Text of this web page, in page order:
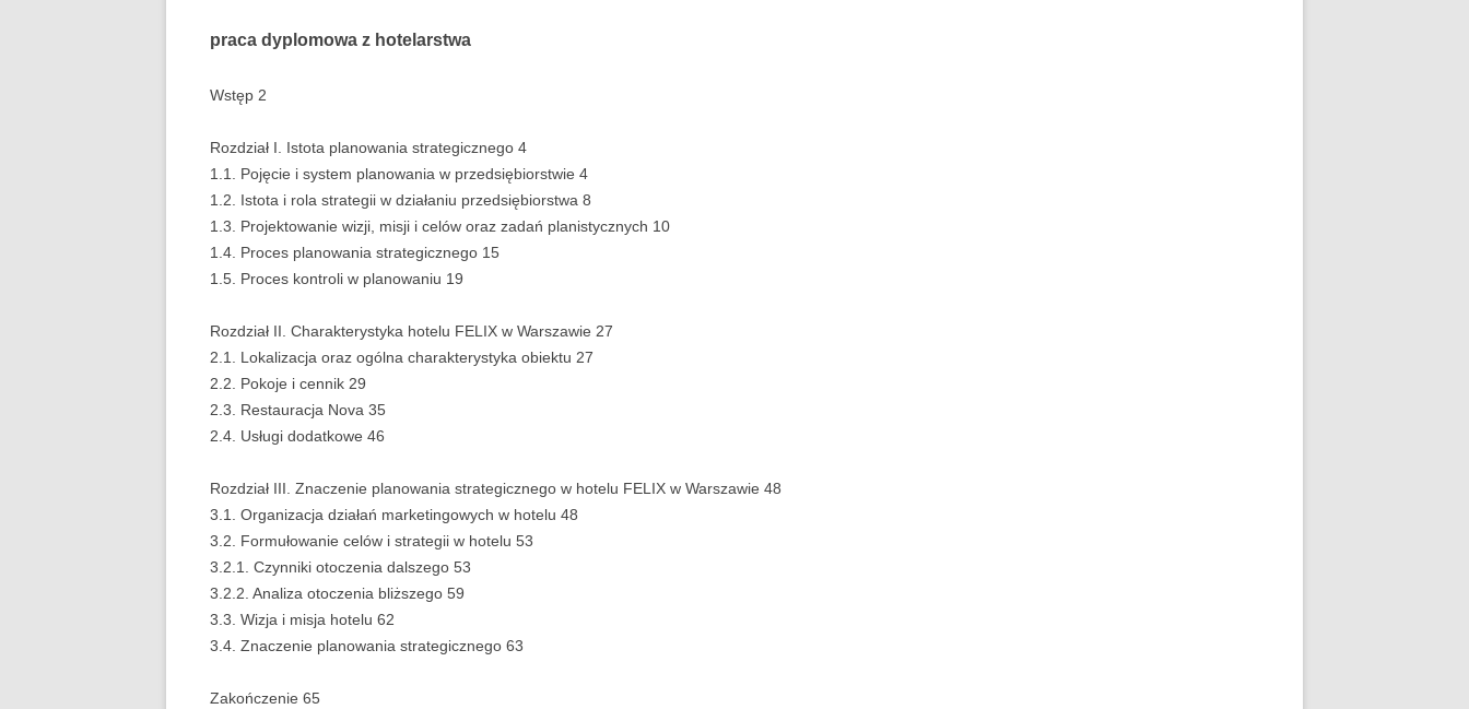
praca dyplomowa z hotelarstwa
Wstęp 2
Rozdział I. Istota planowania strategicznego 4
1.1. Pojęcie i system planowania w przedsiębiorstwie 4
1.2. Istota i rola strategii w działaniu przedsiębiorstwa 8
1.3. Projektowanie wizji, misji i celów oraz zadań planistycznych 10
1.4. Proces planowania strategicznego 15
1.5. Proces kontroli w planowaniu 19
Rozdział II. Charakterystyka hotelu FELIX w Warszawie 27
2.1. Lokalizacja oraz ogólna charakterystyka obiektu 27
2.2. Pokoje i cennik 29
2.3. Restauracja Nova 35
2.4. Usługi dodatkowe 46
Rozdział III. Znaczenie planowania strategicznego w hotelu FELIX w Warszawie 48
3.1. Organizacja działań marketingowych w hotelu 48
3.2. Formułowanie celów i strategii w hotelu 53
3.2.1. Czynniki otoczenia dalszego 53
3.2.2. Analiza otoczenia bliższego 59
3.3. Wizja i misja hotelu 62
3.4. Znaczenie planowania strategicznego 63
Zakończenie 65